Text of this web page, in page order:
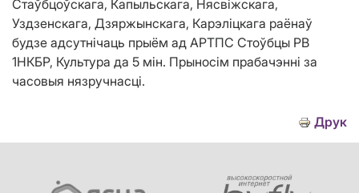
Стаўбцоўскага, Капыльскага, Нясвіжскага,
Уздзенскага, Дзяржынскага, Карэліцкага раёнаў
будзе адсутнічаць прыём ад АРТПС Стоўбцы РВ
1НКБР, Культура да 5 мін. Прыносім прабачэнні за
часовыя нязручнасці.
Друк